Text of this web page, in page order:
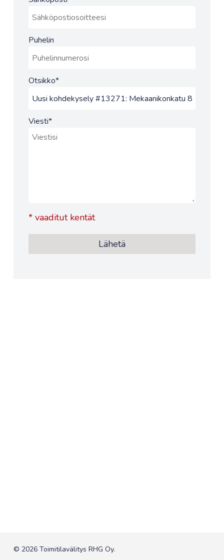
Puhelin
Otsikko*
Viesti*
*vaaditut kentät
© 2026 Toimitilavälitys RHG Oy.